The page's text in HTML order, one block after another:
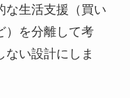
な生活支援（買い
）を分離して考
ない設計にしま